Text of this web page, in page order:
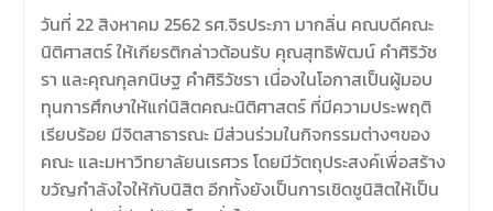
ต้อนรับและให้โอวาทแก่นิสิตใหม่
มีวัตถุประสงค์เพื่อให้ผู้ปกครอง
และนิสิตได้ทราบถึงนโยบาย
ด้านการเรียนการสอนของคณะ
นิติศาสตร์
วันที่ 22 สิงหาคม 2562 รศ.จิรประภา มากลิ่น คณบดีคณะ
นิติศาสตร์ ให้เกียรติกล่าวต้อนรับ คุณสุทธิพัฒน์ คำศิริวัช
รา และคุณกุลกนิษฐ คำศิริวัชรา เนื่องในโอกาสเป็นผู้มอบ
ทุนการศึกษาให้แก่นิสิตคณะนิติศาสตร์ ที่มีความประพฤติ
เรียบร้อย มีจิตสาธารณะ มีส่วนร่วมในกิจกรรมต่างๆของ
คณะ และมหาวิทยาลัยนเรศวร โดยมีวัตถุประสงค์เพื่อสร้าง
ขวัญกำลังใจให้กับนิสิต อีกทั้งยังเป็นการเชิดชูนิสิตให้เป็น